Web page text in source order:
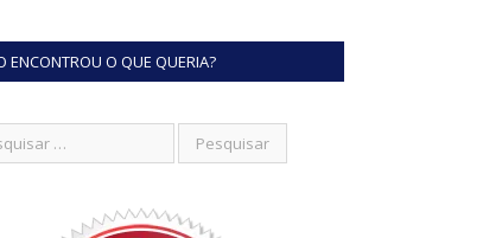
ENCONTROU O QUE QUERIA?